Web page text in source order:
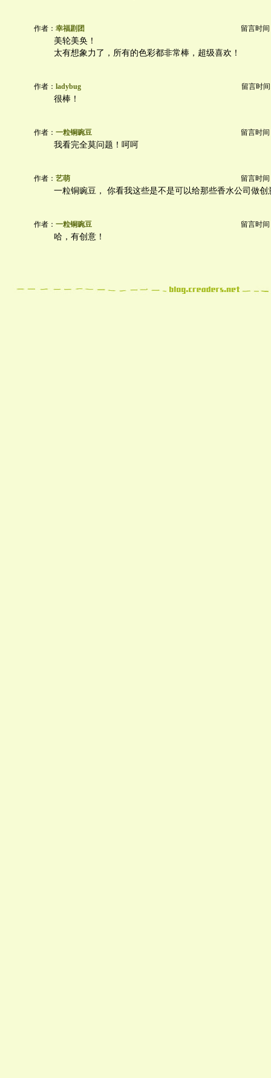
作者： 幸福剧团 留言时间
美轮美奂！
太有想象力了，所有的色彩都非常棒，超级喜欢！
作者： ladybug 留言时间
很棒！
作者： 一粒铜豌豆 留言时间
我看完全莫问题！呵呵
作者： 艺萌 留言时间
一粒铜豌豆， 你看我这些是不是可以给那些香水公司做创
作者： 一粒铜豌豆 留言时间
哈，有创意！